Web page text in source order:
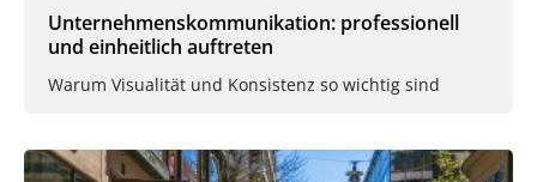
Unternehmenskommunikation: professionell
und einheitlich auftreten
Warum Visualität und Konsistenz so wichtig sind